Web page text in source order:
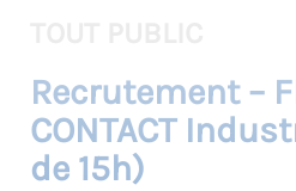
Recrutement –
CONTACT
de 15h)